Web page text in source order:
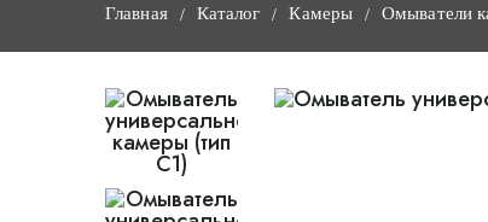
Главная / Каталог / Камеры / Омыватели